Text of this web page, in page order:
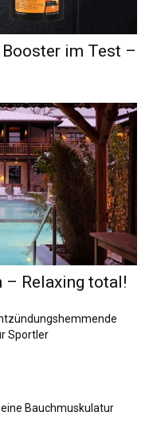
im Test –
– Relaxing total!
Sportler
Bauchmuskulatur